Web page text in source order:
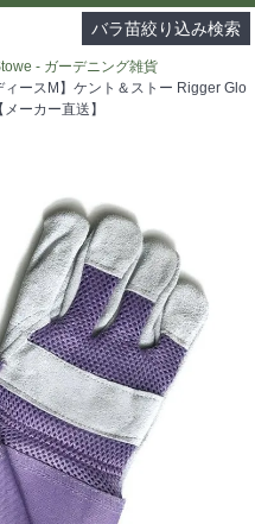
バラ苗絞り込み検索
- ガーデニング雑貨
ィースM】ケント＆ストー Rigger Glo
ーカー直送】